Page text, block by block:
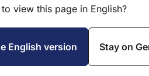
ohne
view this page in English?
English version Stay on